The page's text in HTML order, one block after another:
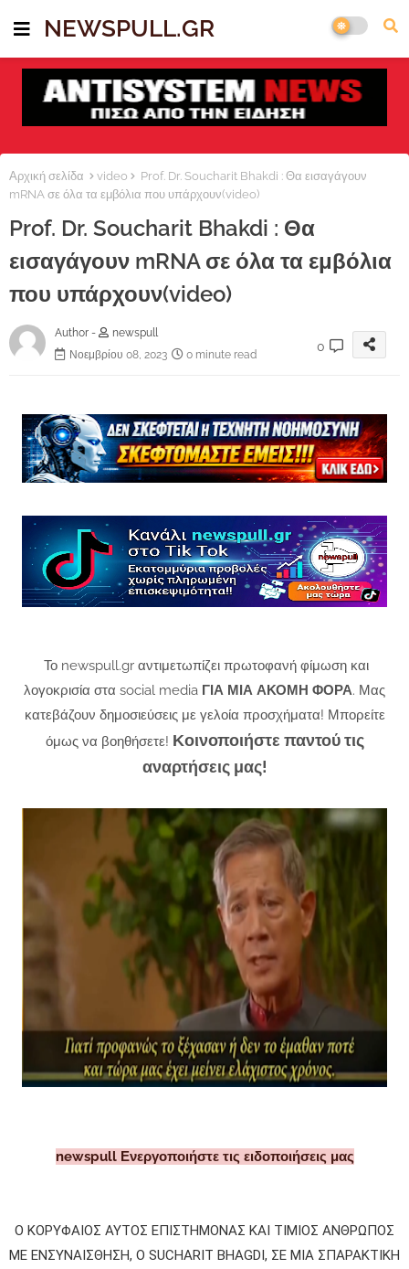
NEWSPULL.GR
Αρχική σελίδα video
Prof. Dr. Soucharit Bhakdi : Θα εισαγάγουν
mRNA σε όλα τα εμβόλια που υπάρχουν(video)
Prof. Dr. Soucharit Bhakdi : Θα
εισαγάγουν mRNA σε όλα τα εμβόλια
που υπάρχουν(video)
Author -
newspull
Νοεμβρίου 08, 2023
0 minute read
0
Το newspull.gr αντιμετωπίζει πρωτοφανή φίμωση και
λογοκρισία στα social media ΓΙΑ ΜΙΑ ΑΚΟΜΗ ΦΟΡΑ. Μας
κατεβάζουν δημοσιεύσεις με γελοία προσχήματα! Μπορείτε
όμως να βοηθήσετε! Κοινοποιήστε παντού τις
αναρτήσεις μας!
newspull Ενεργοποιήστε τις ειδοποιήσεις μας
Ο ΚΟΡΥΦAIΟΣ ΑΥΤΟΣ ΕΠΙΣΤΗΜΟΝΑΣ ΚΑΙ ΤΙΜΙΟΣ ΑΝΘΡΩΠΟΣ
ΜΕ ΕΝΣΥΝΑΙΣΘΗΣΗ, Ο SUCHARIT BHAGDI, ΣΕ ΜΙΑ ΣΠΑΡΑΚΤΙΚΗ